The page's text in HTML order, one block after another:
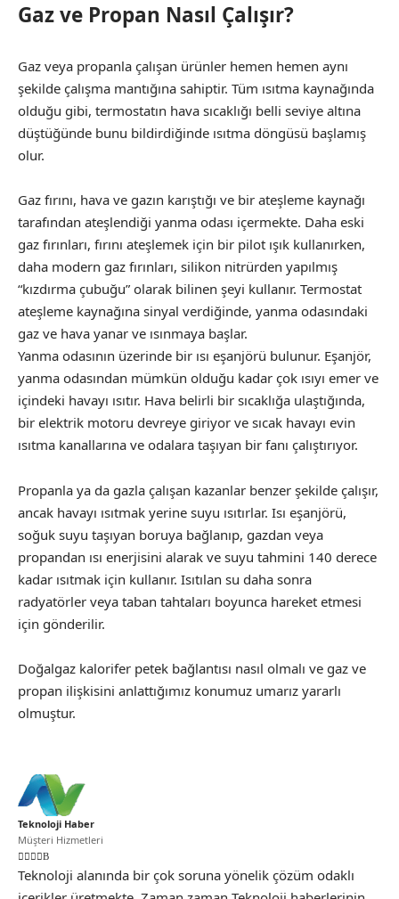
Gaz ve Propan Nasıl Çalışır?
Gaz veya propanla çalışan ürünler hemen hemen aynı
şekilde çalışma mantığına sahiptir. Tüm ısıtma kaynağında
olduğu gibi, termostatın hava sıcaklığı belli seviye altına
düştüğünde bunu bildirdiğinde ısıtma döngüsü başlamış
olur.
Gaz fırını, hava ve gazın karıştığı ve bir ateşleme kaynağı
tarafından ateşlendiği yanma odası içermekte. Daha eski
gaz fırınları, fırını ateşlemek için bir pilot ışık kullanırken,
daha modern gaz fırınları, silikon nitrürden yapılmış
“kızdırma çubuğu” olarak bilinen şeyi kullanır. Termostat
ateşleme kaynağına sinyal verdiğinde, yanma odasındaki
gaz ve hava yanar ve ısınmaya başlar.
Yanma odasının üzerinde bir ısı eşanjörü bulunur. Eşanjör,
yanma odasından mümkün olduğu kadar çok ısıyı emer ve
içindeki havayı ısıtır. Hava belirli bir sıcaklığa ulaştığında,
bir elektrik motoru devreye giriyor ve sıcak havayı evin
ısıtma kanallarına ve odalara taşıyan bir fanı çalıştırıyor.
Propanla ya da gazla çalışan kazanlar benzer şekilde çalışır,
ancak havayı ısıtmak yerine suyu ısıtırlar. Isı eşanjörü,
soğuk suyu taşıyan boruya bağlanıp, gazdan veya
propandan ısı enerjisini alarak ve suyu tahmini 140 derece
kadar ısıtmak için kullanır. Isıtılan su daha sonra
radyatörler veya taban tahtaları boyunca hareket etmesi
için gönderilir.
Doğalgaz kalorifer petek bağlantısı nasıl olmalı ve gaz ve
propan ilişkisini anlattığımız konumuz umarız yararlı
olmuştur.
Teknoloji Haber
Müşteri Hizmetleri
Teknoloji alanında bir çok soruna yönelik çözüm odaklı